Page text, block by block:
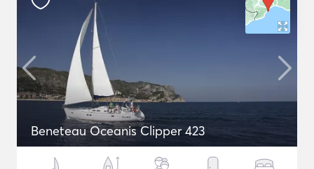
Beneteau Oceanis Clipper 423